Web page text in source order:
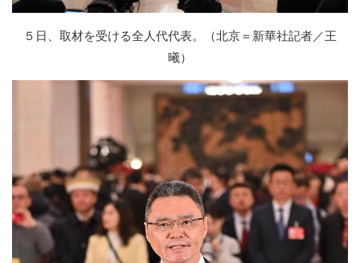
５日、取材を受ける全人代代表。（北京＝新華社記者／王
曦）